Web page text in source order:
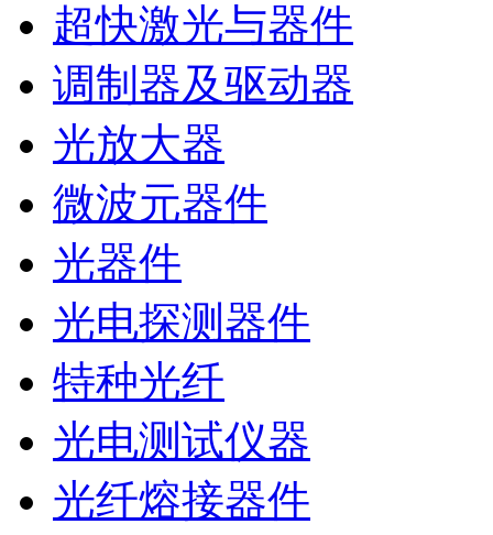
超快激光与器件
调制器及驱动器
光放大器
微波元器件
光器件
光电探测器件
特种光纤
光电测试仪器
光纤熔接器件